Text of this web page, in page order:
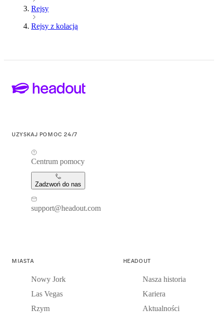
Rejsy
Rejsy z kolacją
UZYSKAJ POMOC 24/7
Centrum pomocy
Zadzwoń do nas
support@headout.com
MIASTA
Nowy Jork
Las Vegas
Rzym
HEADOUT
Nasza historia
Kariera
Aktualności